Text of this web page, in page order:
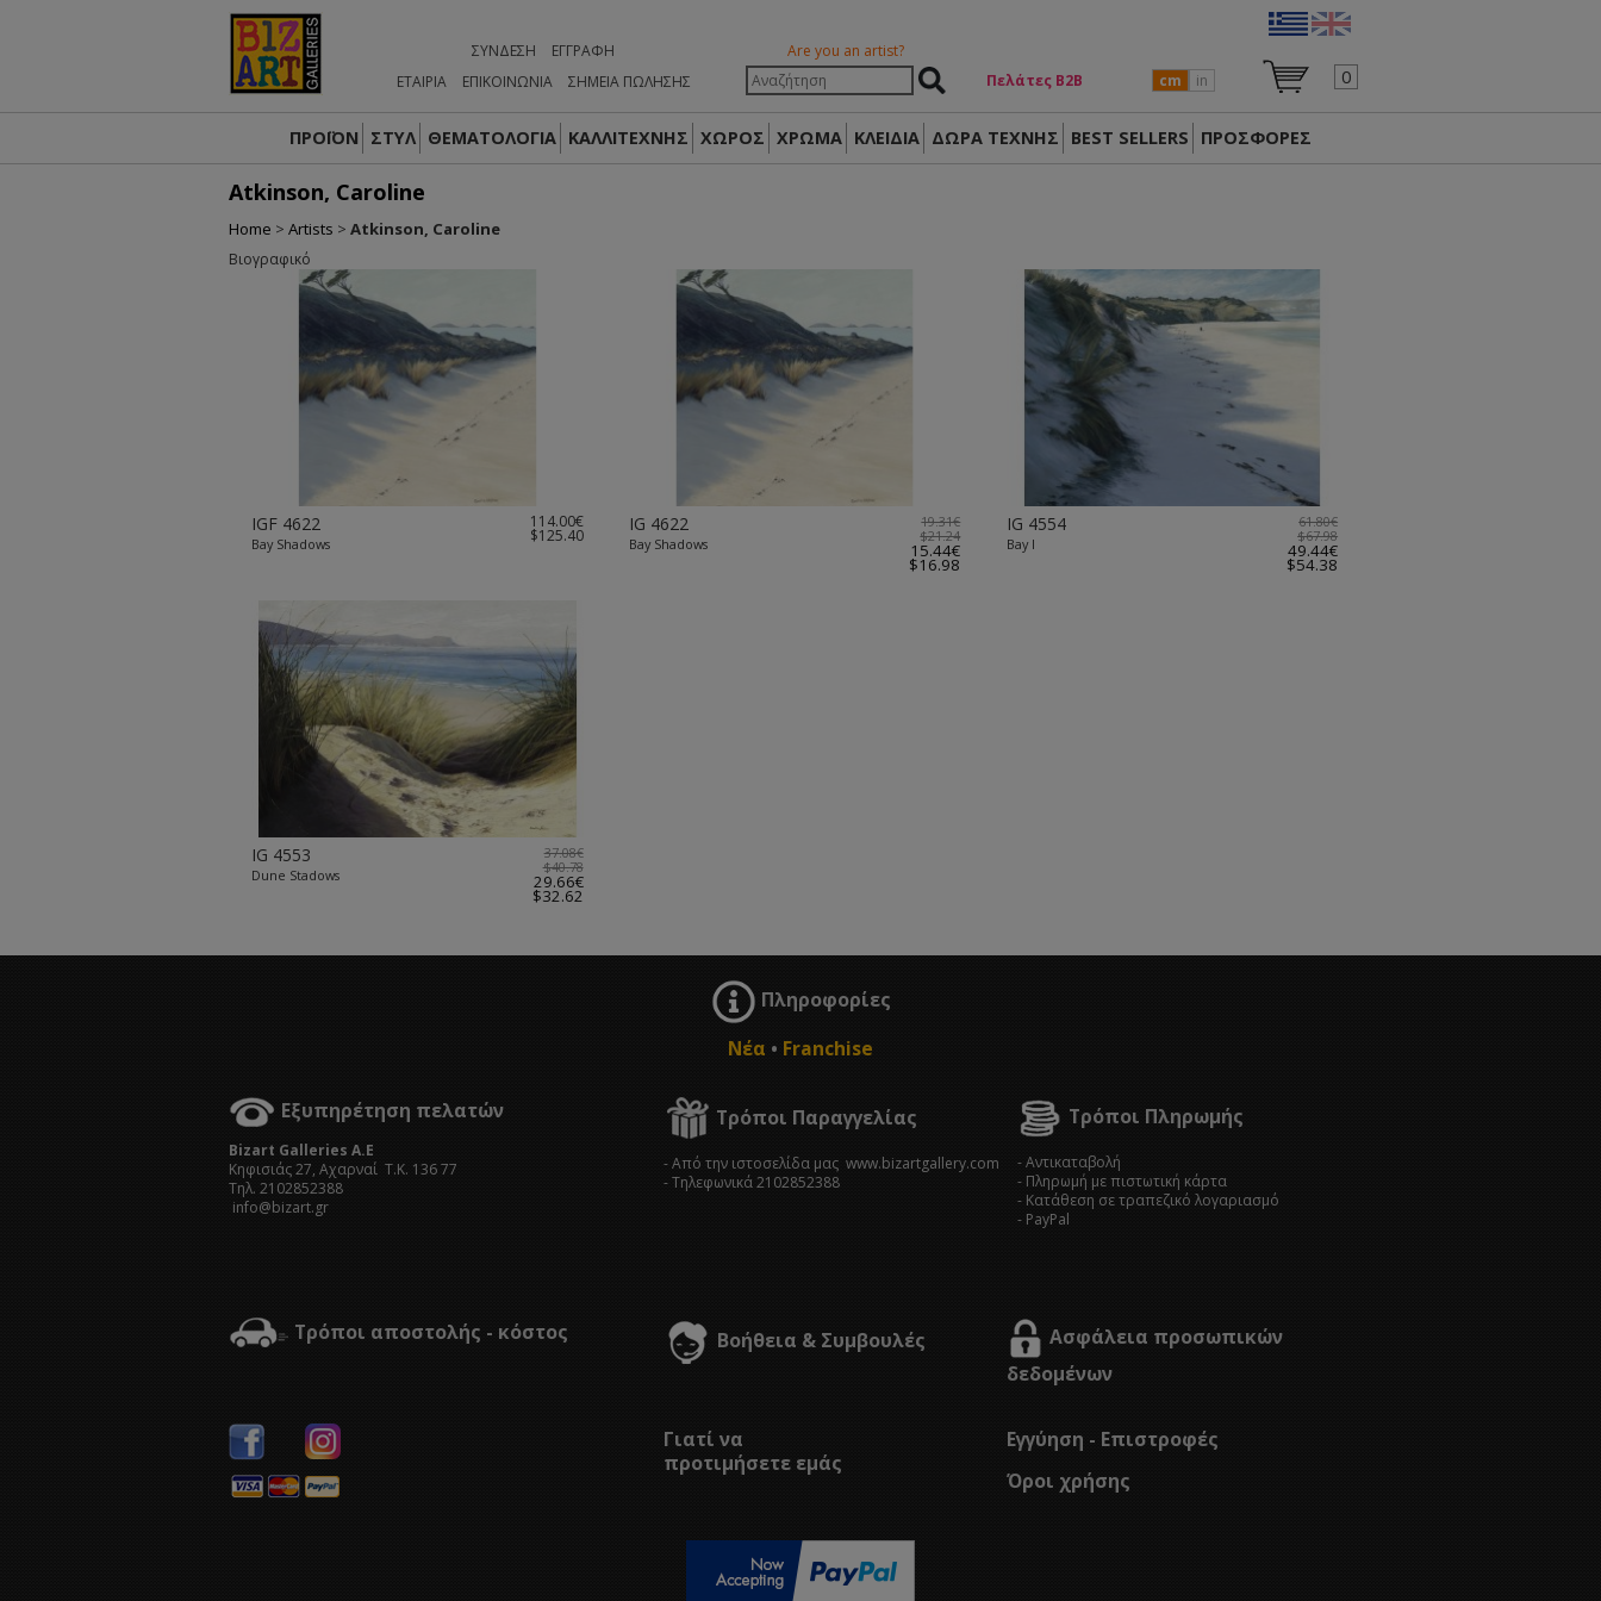
ΣΎΝΔΕΣΗ
ΕΓΓΡΑΦΉ
ΕΤΑΙΡΙΑ
ΕΠΙΚΟΙΝΩΝΙΑ ΣΗΜΕΙΑ ΠΩΛΗΣΗΣ
Are you an artist?
Πελάτες Β2Β
cm in 0
ΠΡΟΪΟΝ ΣΤΥΛ ΘΕΜΑΤΟΛΟΓΙΑ ΚΑΛΛΙΤΕΧΝΗΣ ΧΩΡΟΣ ΧΡΩΜΑ ΚΛΕΙΔΙΑ ΔΏΡΑ ΤΈΧΝΗΣ BEST SELLERS ΠΡΟΣΦΟΡΕΣ
Atkinson, Caroline
Home > Artists > Atkinson, Caroline
Βιογραφικό
IGF 4622
Bay Shadows
114.00€
$125.40
IG 4622
Bay Shadows
19.31€
$21.24
15.44€
$16.98
IG 4554
Bay I
61.80€
$67.98
49.44€
$54.38
IG 4553
Dune Stadows
37.08€
$40.78
29.66€
$32.62
Πληροφορίες
Νέα • Franchise
Εξυπηρέτηση πελατών
Bizart Galleries A.E
Kηφισιάς 27, Αχαρναί Τ.Κ. 136 77
Τηλ. 2102852388
info@bizart.gr
Τρόποι Παραγγελίας
- Από την ιστοσελίδα μας www.bizartgallery.com
- Tηλεφωνικά 2102852388
Τρόποι Πληρωμής
- Αντικαταβολή
- Πληρωμή με πιστωτική κάρτα
- Κατάθεση σε τραπεζικό λογαριασμό
- PayPal
Τρόποι αποστολής - κόστος Βοήθεια & Συμβουλές
Ασφάλεια προσωπικών
δεδομένων
Γιατί να
προτιμήσετε εμάς
Εγγύηση - Επιστροφές
Όροι χρήσης